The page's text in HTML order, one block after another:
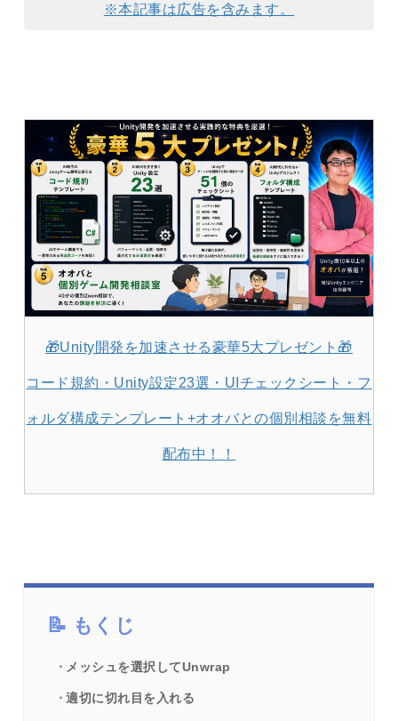
※本記事は広告を含みます。
🎁Unity開発を加速させる豪華5大プレゼント🎁
コード規約・Unity設定23選・UIチェックシート・フ
ォルダ構成テンプレート+オオバとの個別相談を無料
配布中！！
もくじ
メッシュを選択してUnwrap
適切に切れ目を入れる